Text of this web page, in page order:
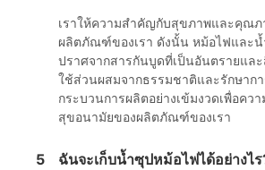
เราให้ความสำคัญกับสุขภาพและคุณภ
ผลิตภัณฑ์ของเรา ดังนั้น หม้อไฟและน้
ปราศจากสารกันบูดที่เป็นอันตรายและ
ใช้ส่วนผสมจากธรรมชาติและรักษาก
กระบวนการผลิตอย่างเข้มงวดเพื่อคว
สุขอนามัยของผลิตภัณฑ์ของเรา
5 ฉันจะเก็บน้ำซุปหม้อไฟได้อย่างไร